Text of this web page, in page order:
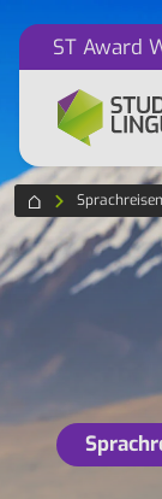
ST Award
Sprachreisen